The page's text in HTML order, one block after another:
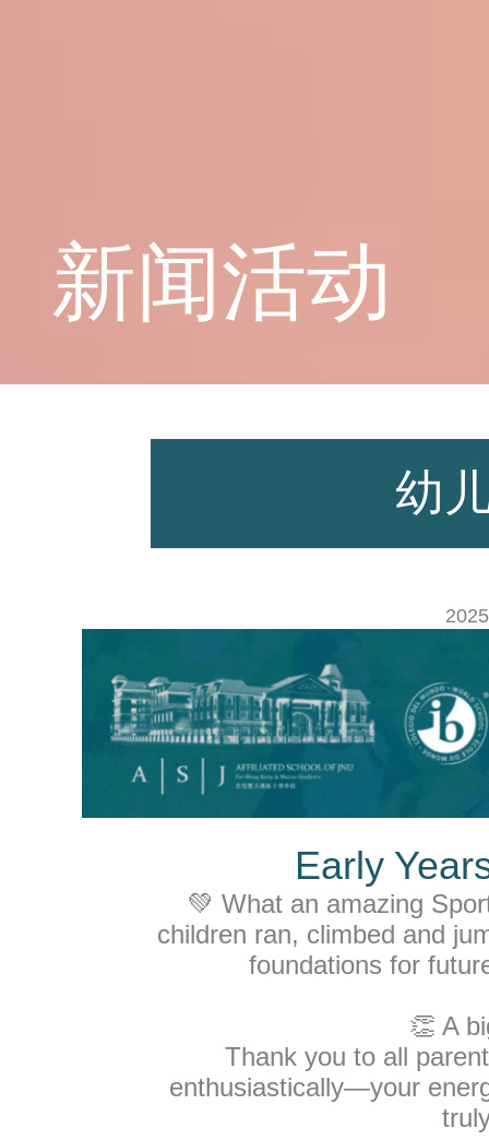
师资力量
招生资讯
新闻活动
联系我们
新闻活动
幼
2025
Early
💚 What an amazing
children ran, climbed and
foundations for
👏 A
Thank you to all
enthusiastically—your